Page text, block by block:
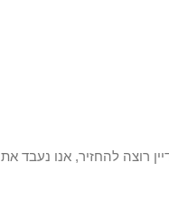
עדיין רוצה להחזיר, אנו נעבד את